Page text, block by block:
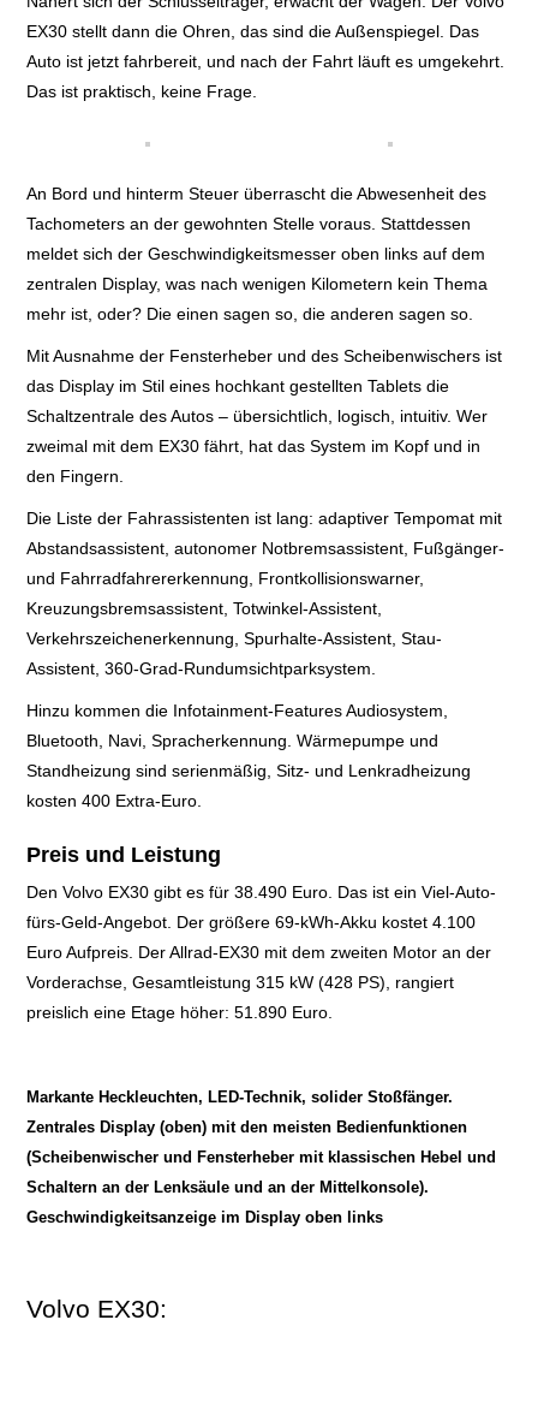
EX30 stellt dann die Ohren, das sind die Außenspiegel. Das
Auto ist jetzt fahrbereit, und nach der Fahrt läuft es umgekehrt.
Das ist praktisch, keine Frage.
An Bord und hinterm Steuer überrascht die Abwesenheit des
Tachometers an der gewohnten Stelle voraus. Stattdessen
meldet sich der Geschwindigkeitsmesser oben links auf dem
zentralen Display, was nach wenigen Kilometern kein Thema
mehr ist, oder? Die einen sagen so, die anderen sagen so.
Mit Ausnahme der Fensterheber und des Scheibenwischers ist
das Display im Stil eines hochkant gestellten Tablets die
Schaltzentrale des Autos – übersichtlich, logisch, intuitiv. Wer
zweimal mit dem EX30 fährt, hat das System im Kopf und in
den Fingern.
Die Liste der Fahrassistenten ist lang: adaptiver Tempomat mit
Abstandsassistent, autonomer Notbremsassistent, Fußgänger-
und Fahrradfahrererkennung, Frontkollisionswarner,
Kreuzungsbremsassistent, Totwinkel-Assistent,
Verkehrszeichenerkennung, Spurhalte-Assistent, Stau-
Assistent, 360-Grad-Rundumsichtparksystem.
Hinzu kommen die Infotainment-Features Audiosystem,
Bluetooth, Navi, Spracherkennung. Wärmepumpe und
Standheizung sind serienmäßig, Sitz- und Lenkradheizung
kosten 400 Extra-Euro.
Preis und Leistung
Den Volvo EX30 gibt es für 38.490 Euro. Das ist ein Viel-Auto-
fürs-Geld-Angebot. Der größere 69-kWh-Akku kostet 4.100
Euro Aufpreis. Der Allrad-EX30 mit dem zweiten Motor an der
Vorderachse, Gesamtleistung 315 kW (428 PS), rangiert
preislich eine Etage höher: 51.890 Euro.
Markante Heckleuchten, LED-Technik, solider Stoßfänger.
Zentrales Display (oben) mit den meisten Bedienfunktionen
(Scheibenwischer und Fensterheber mit klassischen Hebel und
Schaltern an der Lenksäule und an der Mittelkonsole).
Geschwindigkeitsanzeige im Display oben links
Volvo EX30: